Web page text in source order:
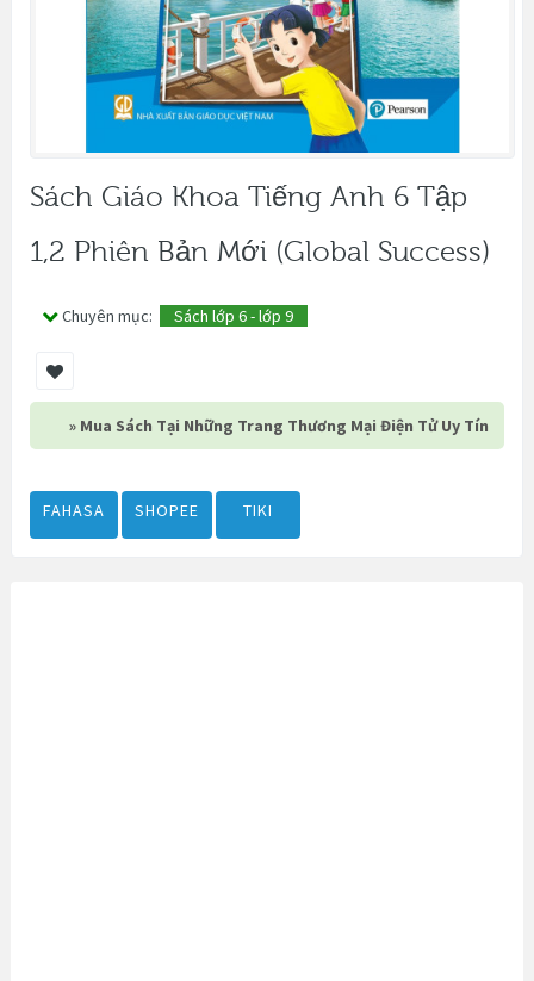
Sách Giáo Khoa Tiếng Anh 6 Tập
1,2 Phiên Bản Mới (Global Success)
Chuyên mục: Sách lớp 6 - lớp 9
» Mua Sách Tại Những Trang Thương Mại Điện Tử Uy Tín
FAHASA SHOPEE TIKI